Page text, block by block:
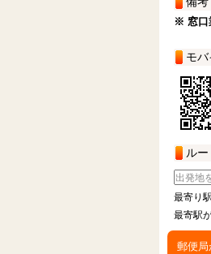
※ 窓口
モバ
ル
最寄り
最寄駅
郵便局